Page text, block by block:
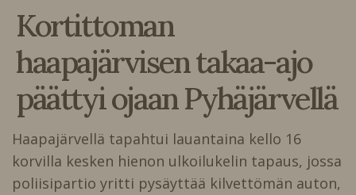
Kortittoman
haapajärvisen takaa-ajo
päättyi ojaan Pyhäjärvellä
Haapajärvellä tapahtui lauantaina kello 16
korvilla kesken hienon ulkoilukelin tapaus, jossa
poliisipartio yritti pysäyttää kilvettömän auton,